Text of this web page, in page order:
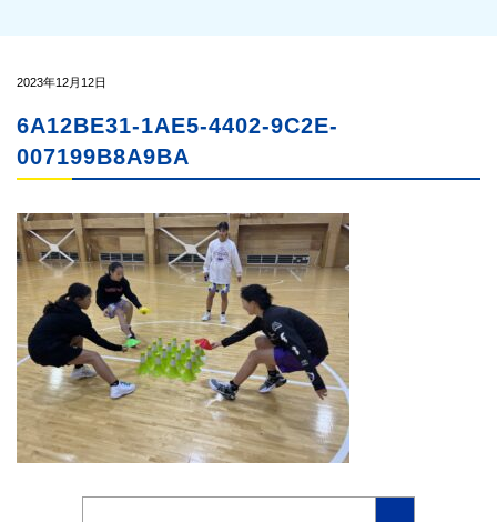
2023年12月12日
6A12BE31-1AE5-4402-9C2E-
007199B8A9BA